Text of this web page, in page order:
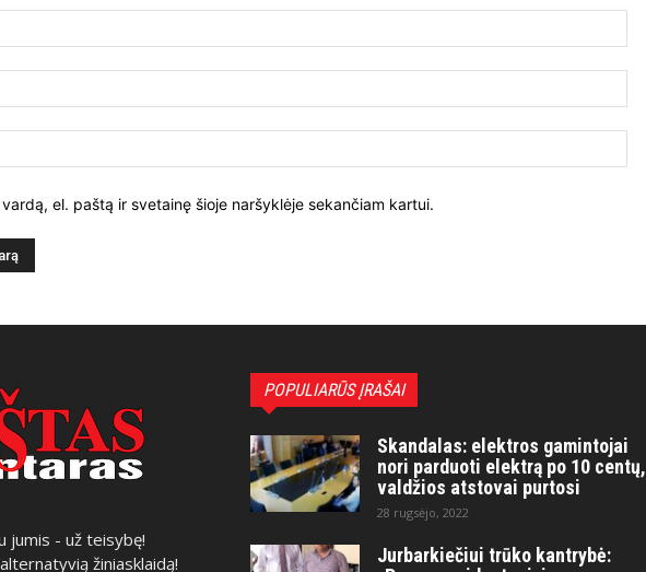
el. paštą ir svetainę šioje naršyklėje sekančiam kartui.
jumis - už teisybę!
žiniasklaidą!
POPULIARŪS ĮRAŠAI
Skandalas: elektros gamintojai
nori parduoti elektrą po 10 centų,
valdžios atstovai purtosi
28 rugsėjo, 2022
Jurbarkiečiui trūko kantrybė: